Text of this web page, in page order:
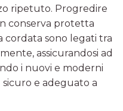
ripetuto. Progredire
conserva protetta
cordata sono legati tra
assicurandosi ad
i nuovi e moderni
e adeguato a